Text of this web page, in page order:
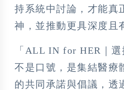
持系統中討論，才能真
神，並推動更具深度且
「ALL IN for HER｜選
不是口號，是集結醫療
的共同承諾與倡議，透